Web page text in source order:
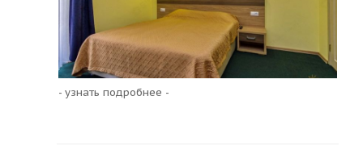
- узнать подробнее -